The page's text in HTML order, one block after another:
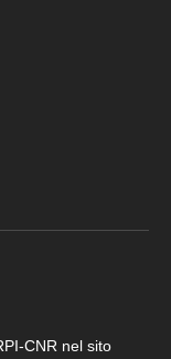
CNR nel sito